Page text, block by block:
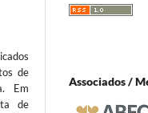
de
Em
de
Associados /